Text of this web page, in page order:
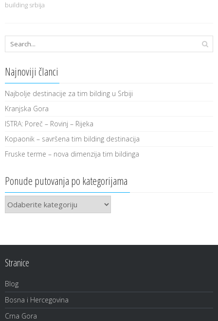
building srbija
Najnoviji članci
Najbolje destinacije za tim bilding u Srbiji
Kranjska Gora
ISTRA: Poreč – Rovinj – Rijeka
Kopaonik – savršena tim bilding destinacija
Fruske terme – nova dimenzija tim bildinga
Ponude putovanja po kategorijama
Ponude
putovanja
Stranice
Blog
Bosna i Hercegovina
Crna Gora